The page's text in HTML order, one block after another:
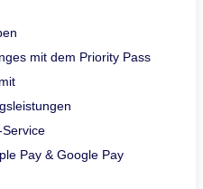
mit dem Priority Pass
Pay & Google Pay